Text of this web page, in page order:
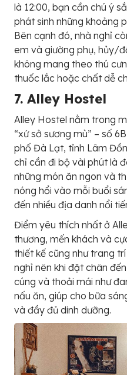
là 12:00, bạn cần chú ý
phát sinh những khoảng
Bên cạnh đó, nhà nghỉ
em và giường phụ, hủy/
không mang theo thú
thuốc lắc hoặc chất dễ
7. Alley Hostel
Alley Hostel nằm trong
“xứ sở sương mù” – số
phố Đà Lạt, tỉnh Lâm
chỉ cần đi bộ vài phút là
những món ăn ngon và
nóng hổi vào mỗi buổi
đến nhiều địa danh nổi
Điểm yêu thích nhất ở
thương, mến khách và
thiết kế cũng như trang
nghỉ nên khi đặt chân
cúng và thoải mái như
nấu ăn, giúp cho bữa
và đầy đủ dinh dưỡng.